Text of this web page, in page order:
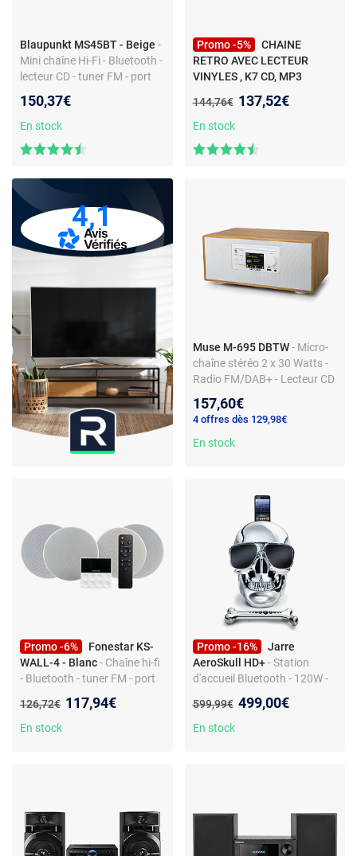
Blaupunkt MS45BT - Beige -
Mini chaîne Hi-Fi - Bluetooth -
lecteur CD - tuner FM - port
télécommande
150,37€
En stock
Promo -5%
CHAINE
RETRO AVEC LECTEUR
VINYLES , K7 CD, MP3
AVEC LECTEUR VINYLES , K7
CD, MP3 INOVALLEY
Ancien prix :
144,76€ Nouveau prix :
137,52€
En stock
4,1
Muse M-695 DBTW - Micro-
chaîne stéréo 2 x 30 Watts -
Radio FM/DAB+ - Lecteur CD
AUX/USB
157,60€
4 offres dès 129,98€
En stock
Promo -6%
Fonestar KS-
WALL-4 - Blanc- Chaîne hi-fi
- Bluetooth - tuner FM - port
télécommande
Ancien prix :
126,72€ Nouveau prix :
117,94€
En stock
Promo -16%
Jarre
AeroSkull HD+ - Station
d'accueil Bluetooth - 120W -
Compatibilité étendue
Ancien prix :
599,99€ Nouveau prix :
499,00€
En stock